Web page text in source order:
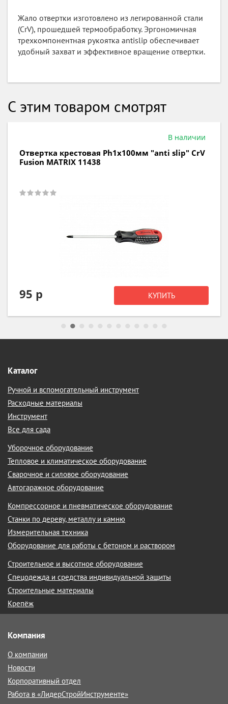
Жало отвертки изготовлено из легированной стали
(CrV), прошедшей термообработку. Эргономичная
трехкомпонентная рукоятка antislip обеспечивает
удобный захват и эффективное вращение отвертки.
С этим товаром смотрят
В наличии
крестовая Ph1х100мм "anti slip" CrV
MATRIX 11438
Каталог
Ручной и вспомогательный инструмент
Расходные материалы
Инструмент
Все для сада
Уборочное оборудование
Тепловое и климатическое оборудование
Сварочное и силовое оборудование
Автогаражное оборудование
Компрессорное и пневматическое оборудование
Станки по дереву, металлу и камню
Измерительная техника
Оборудование для работы с бетоном и раствором
Строительное и высотное оборудование
Спецодежда и средства индивидуальной защиты
Строительные материалы
Крепёж
Компания
О компании
Новости
Корпоративный отдел
Работа в «ЛидерСтройИнструменте»